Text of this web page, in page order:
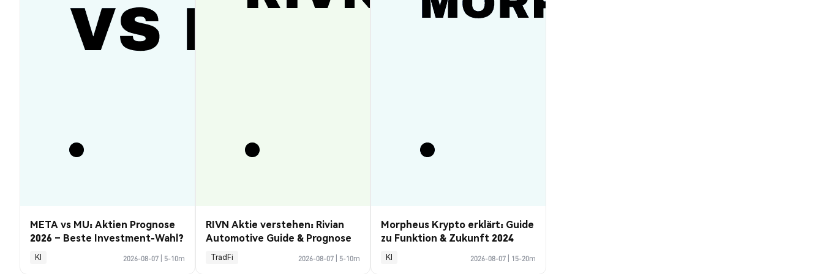
META vs MU: Aktien Prognose
2026 – Beste Investment-Wahl?
KI 2026-08-07 5-10m
RIVN Aktie verstehen: Rivian
Automotive Guide & Prognose
TradFi 2026-08-07 5-10m
Morpheus Krypto erklärt: Guide
zu Funktion & Zukunft 2024
KI 2026-08-07 15-20m